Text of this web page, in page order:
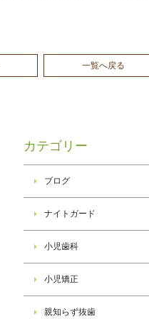
一覧へ戻る
カテゴリー
ブログ
ナイトガード
小児歯科
小児矯正
親知らず抜歯